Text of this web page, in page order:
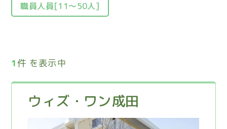
職員人員[11〜50人]
1 件 を表示中
ウィズ・ワン成田